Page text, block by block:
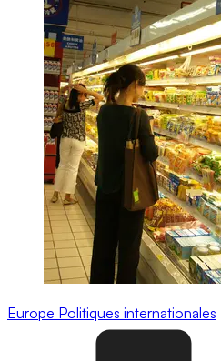
Europe Politiques internationales